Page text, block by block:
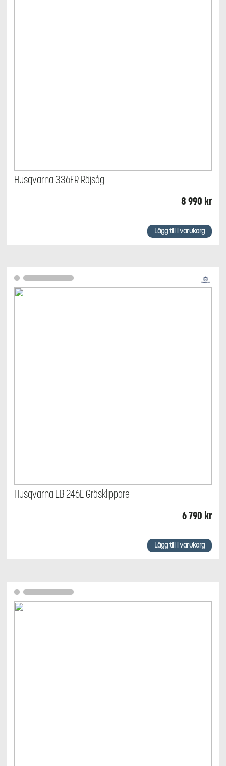
Husqvarna 336FR Röjsåg
8 990 kr
Lägg till i varukorg
Husqvarna LB 246E Gräsklippare
6 790 kr
Lägg till i varukorg